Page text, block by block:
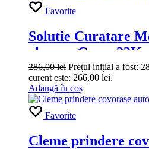
Favorite
Solutie Curatare
cleaner Grass 23Kg
286,00lei Prețul inițial a fost:
curent este: 266,00 lei.
Adaugă în coș
Favorite
Cleme prindere